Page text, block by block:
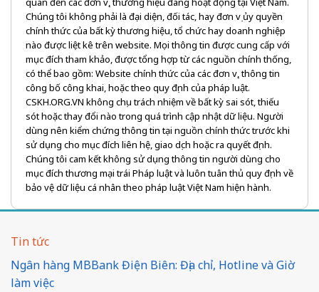
Chúng tôi không phải là đại diện, đối tác, hay đơn vị ủy quyền
chính thức của bất kỳ thương hiệu, tổ chức hay doanh nghiệp
nào được liệt kê trên website. Mọi thông tin được cung cấp với
mục đích tham khảo, được tổng hợp từ các nguồn chính thống,
có thể bao gồm: Website chính thức của các đơn vị, thông tin
công bố công khai, hoặc theo quy định của pháp luật.
CSKH.ORG.VN không chịu trách nhiệm về bất kỳ sai sót, thiếu
sót hoặc thay đổi nào trong quá trình cập nhật dữ liệu. Người
dùng nên kiểm chứng thông tin tại nguồn chính thức trước khi
sử dụng cho mục đích liên hệ, giao dịch hoặc ra quyết định.
Chúng tôi cam kết không sử dụng thông tin người dùng cho
mục đích thương mại trái Pháp luật và luôn tuân thủ quy định về
bảo vệ dữ liệu cá nhân theo pháp luật Việt Nam hiện hành.
Tin tức
Ngân hàng MBBank Điện Biên: Địa chỉ, Hotline và Giờ
làm việc